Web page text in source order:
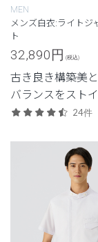
MEN
メンズ白衣:ライトジ
ト
32,890円 (税込)
古き良き構築美
バランスをスト
求した、クラシコ
「ライトジャー
ンズドクターコー
24件